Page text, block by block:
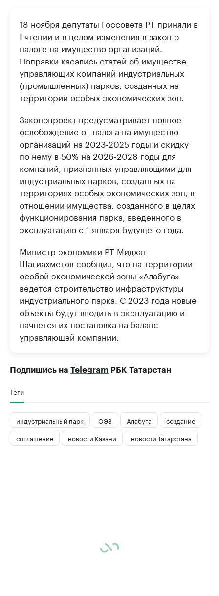
18 ноября депутаты Госсовета РТ приняли в
I чтении и в целом изменения в закон о
налоге на имущество организаций.
Поправки касались статей об имуществе
управляющих компаний индустриальных
(промышленных) парков, созданных на
территории особых экономических зон.
Законопроект предусматривает полное
освобождение от налога на имущество
организаций на 2023-2025 годы и скидку
по нему в 50% на 2026-2028 годы для
компаний, признанных управляющими для
индустриальных парков, созданных на
территориях особых экономических зон, в
отношении имущества, созданного в целях
функционирования парка, введенного в
эксплуатацию с 1 января будущего года.
Министр экономики РТ Мидхат
Шагиахметов сообщил, что на территории
особой экономической зоны «Алабуга»
ведется строительство инфраструктуры
индустриального парка. С 2023 года новые
объекты будут вводить в эксплуатацию и
начнется их постановка на баланс
управляющей компании.
Подпишись на Telegram РБК Татарстан
Теги
индустриальный парк ОЭЗ Алабуга
создание
соглашение
новости Казани новости Татарстана